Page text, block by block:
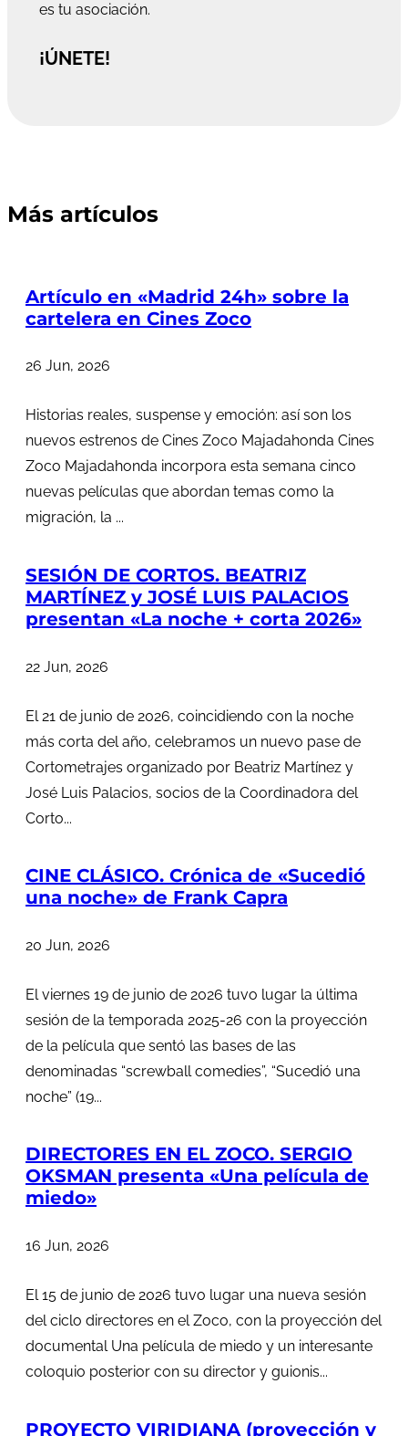
es tu asociación.
¡ÚNETE!
Más artículos
Artículo en «Madrid 24h» sobre la
cartelera en Cines Zoco
26 Jun, 2026
Historias reales, suspense y emoción: así son los
nuevos estrenos de Cines Zoco Majadahonda Cines
Zoco Majadahonda incorpora esta semana cinco
nuevas películas que abordan temas como la
migración, la ...
SESIÓN DE CORTOS. BEATRIZ
MARTÍNEZ y JOSÉ LUIS PALACIOS
presentan «La noche + corta 2026»
22 Jun, 2026
El 21 de junio de 2026, coincidiendo con la noche
más corta del año, celebramos un nuevo pase de
Cortometrajes organizado por Beatriz Martínez y
José Luis Palacios, socios de la Coordinadora del
Corto...
CINE CLÁSICO. Crónica de «Sucedió
una noche» de Frank Capra
20 Jun, 2026
El viernes 19 de junio de 2026 tuvo lugar la última
sesión de la temporada 2025-26 con la proyección
de la película que sentó las bases de las
denominadas “screwball comedies”, “Sucedió una
noche” (19...
DIRECTORES EN EL ZOCO. SERGIO
OKSMAN presenta «Una película de
miedo»
16 Jun, 2026
El 15 de junio de 2026 tuvo lugar una nueva sesión
del ciclo directores en el Zoco, con la proyección del
documental Una película de miedo y un interesante
coloquio posterior con su director y guionis...
PROYECTO VIRIDIANA (proyección y